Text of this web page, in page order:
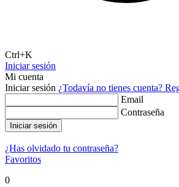
Ctrl+K
Iniciar sesión
Mi cuenta
Iniciar sesión ¿Todavía no tienes cuenta?
Email
Contraseña
Iniciar sesión
¿Has olvidado tu contraseña?
Favoritos
0